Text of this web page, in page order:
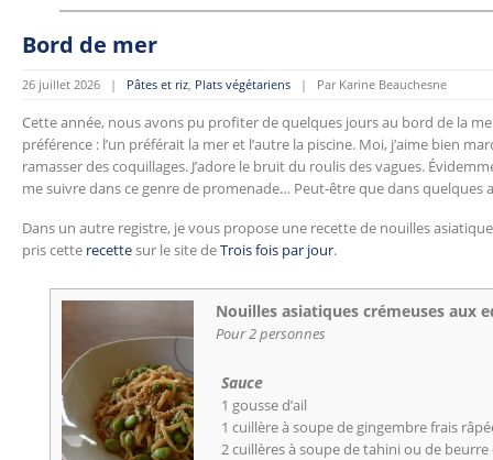
Bord de mer
26 juillet 2026 | Pâtes et riz, Plats végétariens | Par Karine Beauchesne
Cette année, nous avons pu profiter de quelques jours au bord de la
préférence : l’un préférait la mer et l’autre la piscine. Moi, j’aime bien
ramasser des coquillages. J’adore le bruit du roulis des vagues.
me suivre dans ce genre de promenade… Peut-être que dans quelques
Dans un autre registre, je vous propose une recette de nouilles
pris cette recettesur le site deTrois fois par jour.
Nouilles asiatiques crémeuses aux
Pour 2 personnes
Sauce
1 gousse d’ail
1 cuillère à soupe de gingembre frais
2 cuillères à soupe de tahini ou de beurre